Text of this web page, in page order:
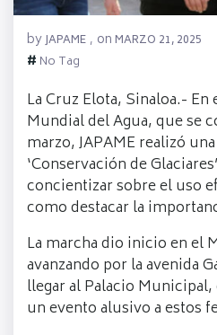
byJAPAME , onMARZO 21, 2025
# No Tag
La Cruz Elota, Sinaloa.-
Mundial del Agua, que se
marzo, JAPAME realizó
‘Conservación de
concientizar sobre el uso
como destacar la
La marcha dio inicio en el
avanzando por la avenida
llegar al Palacio
un evento alusivo a estos